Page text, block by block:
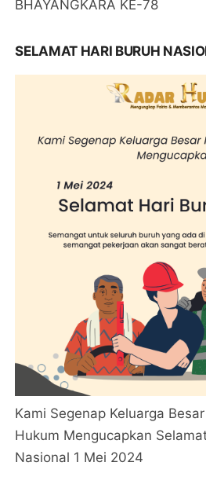
BHAYANGKARA KE-78
SELAMAT HARI BURUH
Kami Segenap Keluarga
Hukum Mengucapkan
Nasional 1 Mei 2024